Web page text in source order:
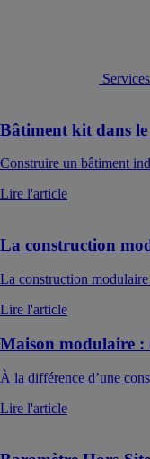
Bâtiment kit dans
Construire un bâtiment
Lire l'article
La construction
La construction
Lire l'article
Maison modulaire :
À la différence d’une
Lire l'article